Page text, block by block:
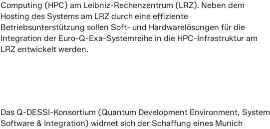
Computing (HPC) am Leibniz-Rechenzentrum (LRZ). Neben dem
Hosting des Systems am LRZ durch eine effiziente
Betriebsunterstützung sollen Soft- und Hardwarelösungen für die
Integration der Euro-Q-Exa-Systemreihe in die HPC-Infrastruktur am
LRZ entwickelt werden.
Das Q-DESSI-Konsortium (Quantum Development Environment, System
Software & Integration) widmet sich der Schaffung eines Munich